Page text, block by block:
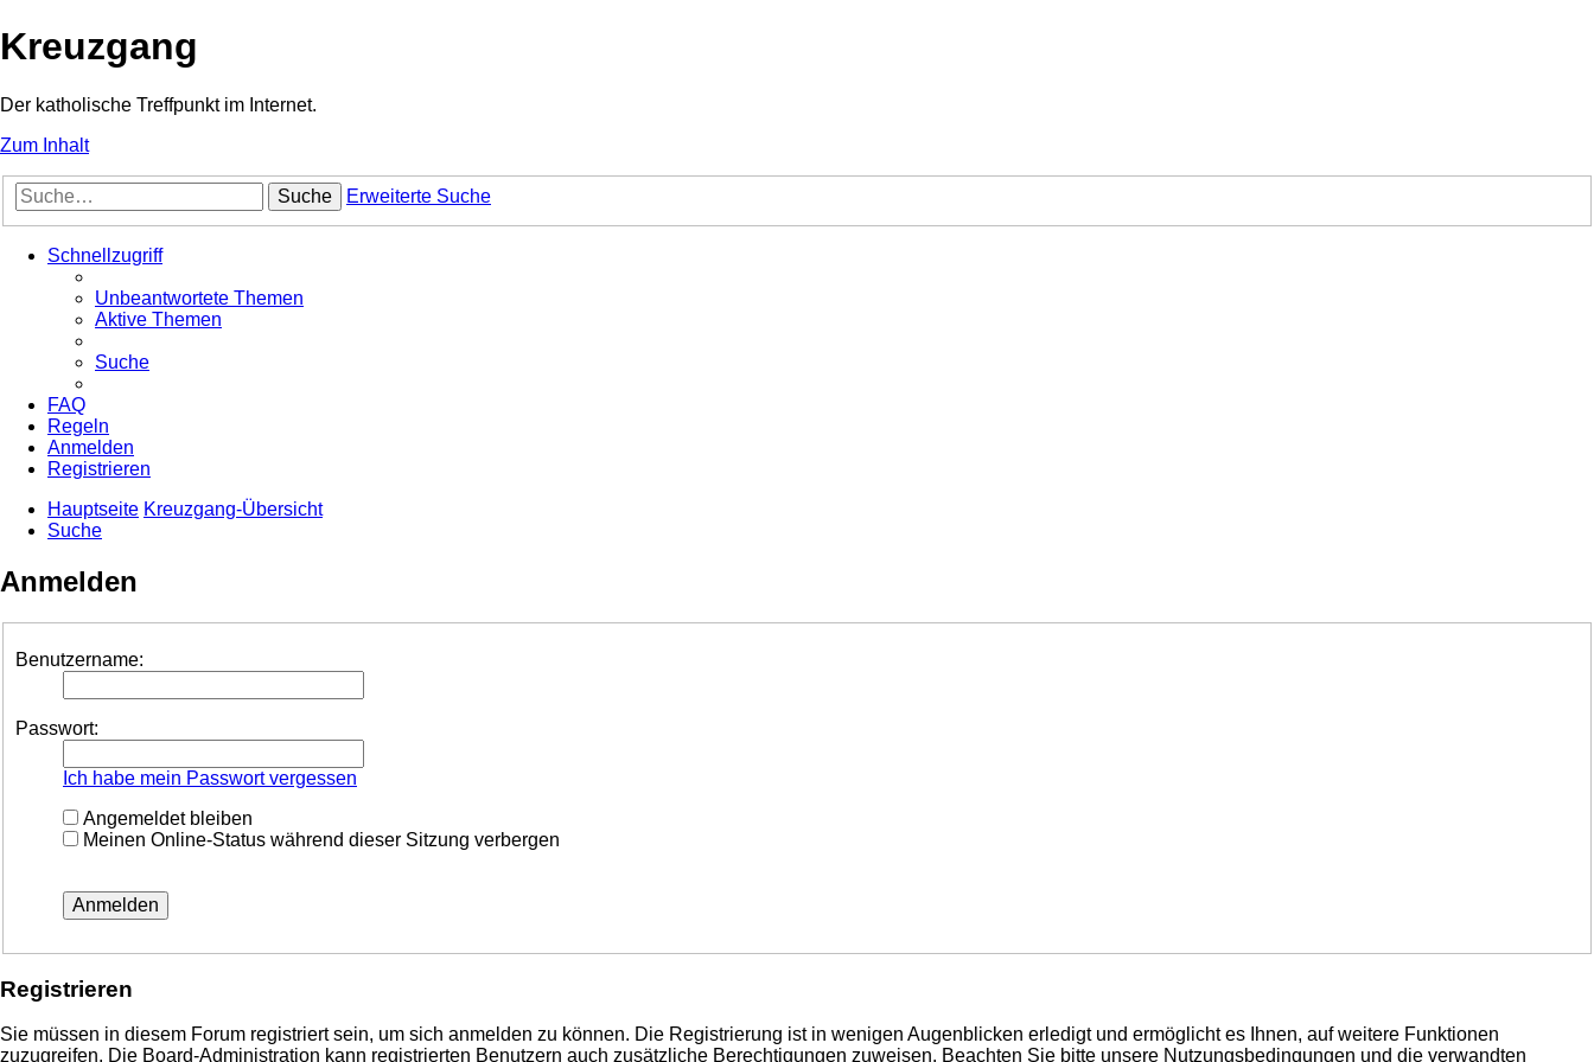
Kreuzgang
Der katholische Treffpunkt im Internet.
Zum Inhalt
Suche Erweiterte Suche
Schnellzugriff
Unbeantwortete Themen
Aktive Themen
Suche
FAQ
Regeln
Anmelden
Registrieren
Hauptseite Kreuzgang-Übersicht
Suche
Anmelden
Benutzername:
Passwort:
Ich habe mein Passwort vergessen
Angemeldet bleiben
Meinen Online-Status während dieser Sitzung verbergen
Registrieren
Sie müssen in diesem Forum registriert sein, um sich anmelden zu können. Die Registrierung ist in wenigen Augenblicken erledigt und ermöglicht es Ihnen, auf weitere Funktionen
zuzugreifen. Die Board-Administration kann registrierten Benutzern auch zusätzliche Berechtigungen zuweisen. Beachten Sie bitte unsere Nutzungsbedingungen und die verwandten